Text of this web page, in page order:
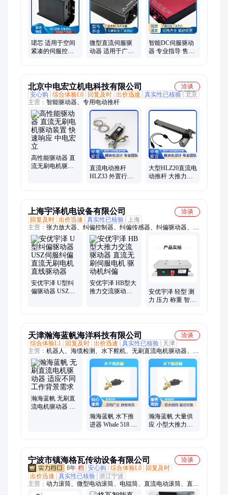
直线电机、晶圆旋转台电机、无铁芯直线电机、旋转工作台、外
转子dd马达、卫星通信天线、数控转台dd马达、激光数控分度盘
珺芯 适用于空间
紧凑的伺服控制
微型直流伺服驱
动器 适用于广泛
智能DC伺服驱动
器 专业指导 售后
北京中电宏立机电科技有限公司
洽谈
安心购
综合体验L0 回复及时 出价迅速 真实性已核验 北京
主营： 智能驱动器、专用电动推杆
高性能驱动器 直
流无刷电机驱动
直流电动推杆
HLZ33 外置行程
大型HLZ20直流电
动推杆 大推力低
上海宇泽机电设备有限公司
洽谈
回复及时 出价迅速 真实性已核验
上海
主营： 张力放大器、纠偏控制器、纠偏传感器、纠偏驱动器、张
力传感器、张力控制器、真空辊、真空吸附辊、真空牵引辊、纠
偏一体机、纠偏导正架、称重传感器、光电传感器
安优宇泽 U型纠
偏驱动器 USZ伺
安优宇泽 HB型大
推力交流驱动器
安优宇泽 轻型 测
力 压力 称重 智能
天津瀚海蓝帆海洋科技有限公司
洽谈
综合体验L1
回复及时 出价迅速 真实性已核验
天津
主营： 机器人、海缆检测、水下舵机、无刷直流电机驱动器、水
下执行器、水下推进器、深海推进器、水下航行器、船用液压舵
机
瀚海蓝帆 无刷直
流电机驱动器 适
瀚海蓝帆 水下推
进器 Whale 518 静
瀚海蓝帆 大量供
应 小型大推力水
宁波市镇海格瓦传动设备有限公司
洽谈
8年 档 安心购 综合体验L0
回复及时
出价迅速
真实性已核验 浙江宁波
主营： 动力滚筒、微型电动滚筒、电辊筒、直流电动滚筒、直角
轴减速电机、无刷直流减速电机、中大减速电机、JMC减速电